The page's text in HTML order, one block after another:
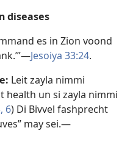
diseases
es in Zion voond
Jesoiya 33:24.
Leit zayla nimmi
health un si zayla nimmi
6) Di Bivvel fashprecht
may sei.​—